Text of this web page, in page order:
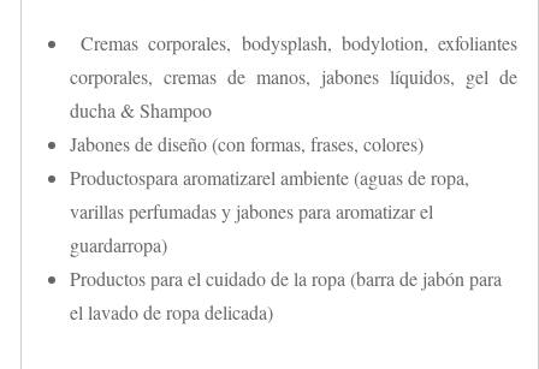
Cremas corporales, bodysplash, bodylotion, exfoliantes
corporales, cremas de manos, jabones líquidos, gel de
ducha & Shampoo
Jabones de diseño (con formas, frases, colores)
Productospara aromatizarel ambiente (aguas de ropa,
varillas perfumadas y jabones para aromatizar el
guardarropa)
Productos para el cuidado de la ropa (barra de jabón para
el lavado de ropa delicada)